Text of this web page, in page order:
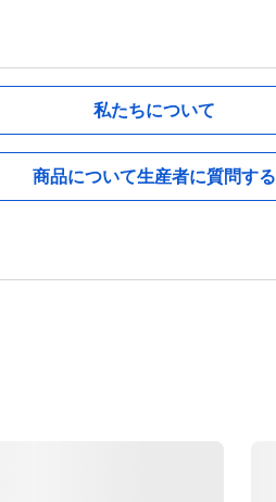
私たちについて
商品について生産者に質問する